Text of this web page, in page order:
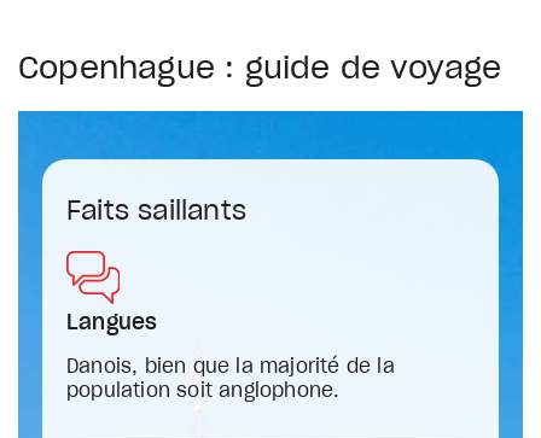
Copenhague : guide de voyage
Faits saillants
Langues
Danois, bien que la majorité de la
population soit anglophone.